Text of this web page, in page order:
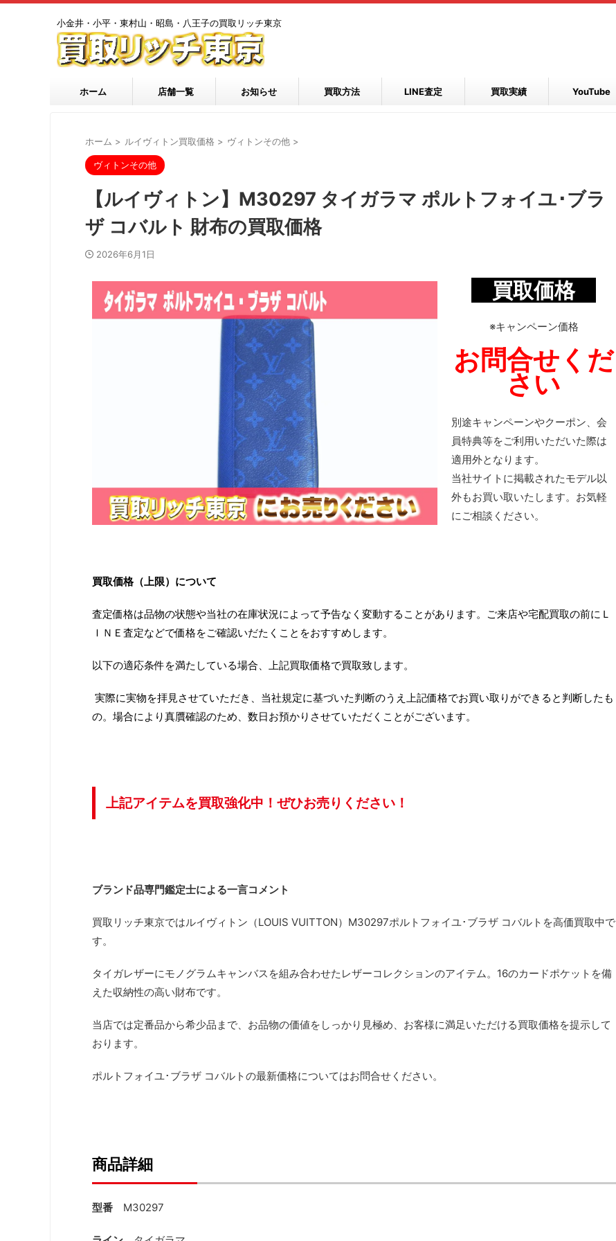
小金井・小平・東村山・昭島・八王子の買取リッチ東京
ホーム 店舗一覧 お知らせ 買取方法 LINE査定 買取実績 YouTube
ホーム > ルイヴィトン買取価格 > ヴィトンその他 >
ヴィトンその他
【ルイヴィトン】M30297 タイガラマ ポルトフォイユ･ブラ
ザ コバルト 財布の買取価格
2026年6月1日
買取価格
※キャンペーン価格
お問合せくだ
さい
別途キャンペーンやクーポン、会
員特典等をご利用いただいた際は
適用外となります。
当社サイトに掲載されたモデル以
外もお買い取いたします。お気軽
にご相談ください。
買取価格（上限）について
査定価格は品物の状態や当社の在庫状況によって予告なく変動することがあります。ご来店や宅配買取の前にＬ
ＩＮＥ査定などで価格をご確認いだたくことをおすすめします。
以下の適応条件を満たしている場合、上記買取価格で買取致します。
実際に実物を拝見させていただき、当社規定に基づいた判断のうえ上記価格でお買い取りができると判断したも
の。場合により真贋確認のため、数日お預かりさせていただくことがございます。
上記アイテムを買取強化中！ぜひお売りください！
ブランド品専門鑑定士による一言コメント
買取リッチ東京ではルイヴィトン（LOUIS VUITTON）M30297ポルトフォイユ･ブラザ コバルトを高価買取中で
す。
タイガレザーにモノグラムキャンバスを組み合わせたレザーコレクションのアイテム。16のカードポケットを備
えた収納性の高い財布です。
当店では定番品から希少品まで、お品物の価値をしっかり見極め、お客様に満足いただける買取価格を提示して
おります。
ポルトフォイユ･ブラザ コバルトの最新価格についてはお問合せください。
商品詳細
型番 M30297